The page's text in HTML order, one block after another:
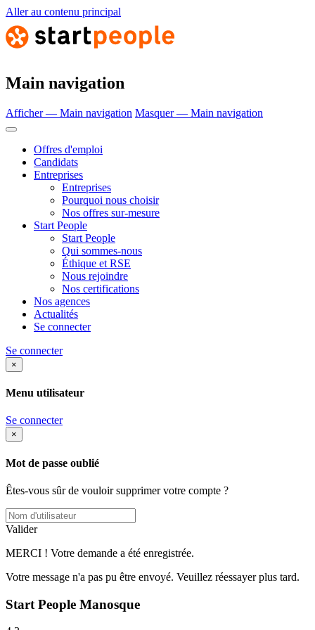
Aller au contenu principal
Main navigation
Afficher — Main navigation Masquer — Main navigation
Offres d'emploi
Candidats
Entreprises
Entreprises
Pourquoi nous choisir
Nos offres sur-mesure
Start People
Start People
Qui sommes-nous
Éthique et RSE
Nous rejoindre
Nos certifications
Nos agences
Actualités
Se connecter
Se connecter
×
Menu utilisateur
Se connecter
×
Mot de passe oublié
Êtes-vous sûr de vouloir supprimer votre compte ?
Valider
MERCI ! Votre demande a été enregistrée.
Votre message n'a pas pu être envoyé. Veuillez réessayer plus tard.
Start People Manosque